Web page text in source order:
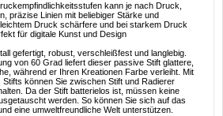
kann je nach Druck,
präzise Linien mit beliebiger Stärke und
Druck schärfere und bei starkem Druck
für digitale Kunst und Design
gefertigt, robust, verschleißfest und langlebig.
von 60 Grad liefert dieser passive Stift glattere,
während er Ihren Kreationen Farbe verleiht. Mit
können Sie zwischen Stift und Radierer
Da der Stift batterielos ist, müssen keine
werden. So können Sie sich auf das
eine umweltfreundliche Welt unterstützen.